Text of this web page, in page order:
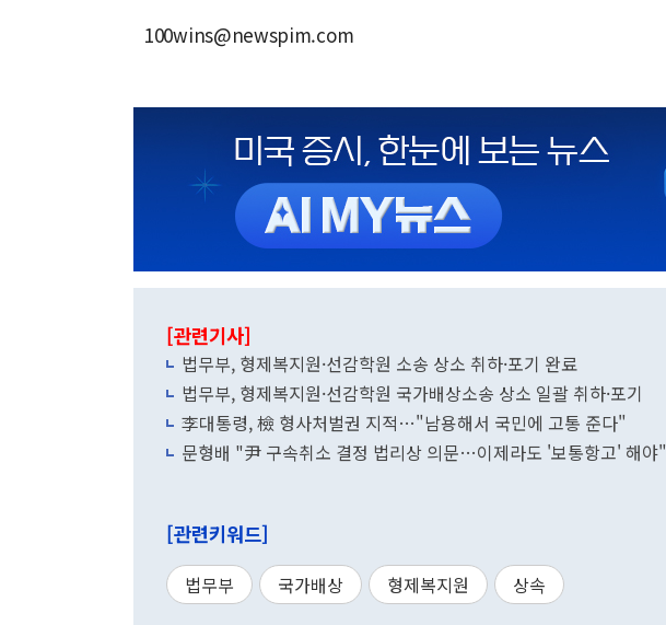
100wins@newspim.com
[관련기사]
법무부, 형제복지원·선감학원 소송 상소 취하·포기 완료
법무부, 형제복지원·선감학원 국가배상소송 상소 일괄 취하·포기
李대통령, 檢 형사처벌권 지적…"남용해서 국민에 고통 준다"
문형배 "尹 구속취소 결정 법리상 의문…이제라도 '보통항고' 해야"
[관련키워드]
법무부 국가배상 형제복지원 상속